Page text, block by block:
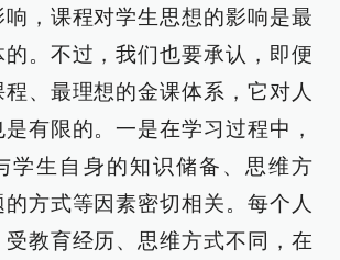
，课程对学生思想的影响是最
。不过，我们也要承认，即便
、最理想的金课体系，它对人
有限的。一是在学习过程中，
学生自身的知识储备、思维方
方式等因素密切相关。每个人
教育经历、思维方式不同，在